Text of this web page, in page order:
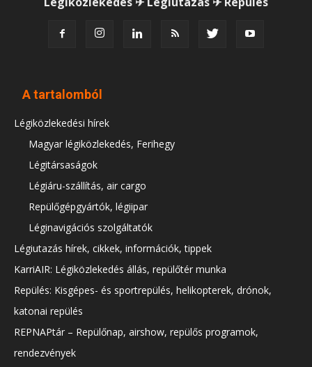
A tartalomból
Légiközlekedési hírek
Magyar légiközlekedés, Ferihegy
Légitársaságok
Légiáru-szállítás, air cargo
Repülőgépgyártók, légiipar
Léginavigációs szolgáltatók
Légiutazás hírek, cikkek, információk, tippek
KarriAIR: Légiközlekedés állás, repülőtér munka
Repülés: Kisgépes- és sportrepülés, helikopterek, drónok,
katonai repülés
REPNAPtár – Repülőnap, airshow, repülős programok,
rendezvények